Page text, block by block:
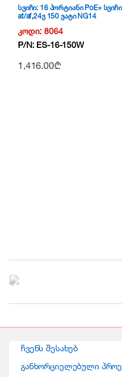
სვიჩი: 16 პორტიანი PoE+
at/af,24ვ 150 ვატი NG14
კოდი:8064
P/N: ES-16-150W
1,416.00₾
ჩვენს შესახებ
განხორციელებული